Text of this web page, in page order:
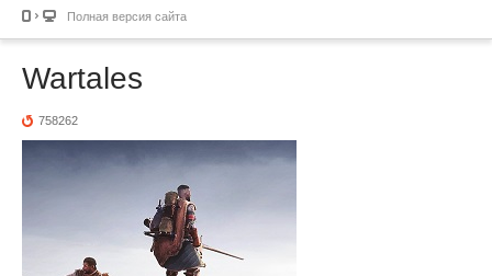
Полная версия сайта
Wartales
758262